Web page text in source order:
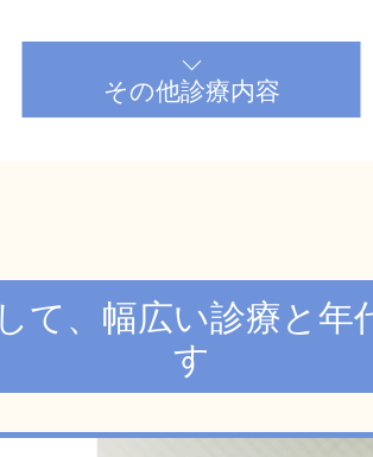
その他診療内容
て、幅広い診療と年
す